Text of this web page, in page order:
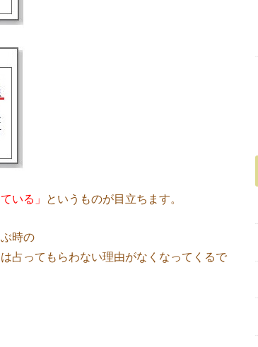
いる」 というものが目立ちます。
時の
占ってもらわない理由がなくなってくるで